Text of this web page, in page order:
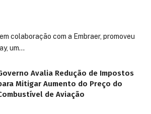
colaboração com a Embraer, promoveu
um…
Avalia Redução de Impostos
Mitigar Aumento do Preço do
de Aviação